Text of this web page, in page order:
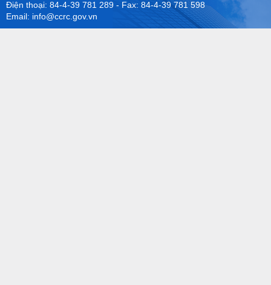
Điện thoại: 84-4-39 781 289 - Fax: 84-4-39 781 598
Email: info@ccrc.gov.vn